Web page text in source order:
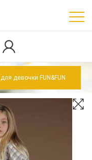
девочки FUN&FUN